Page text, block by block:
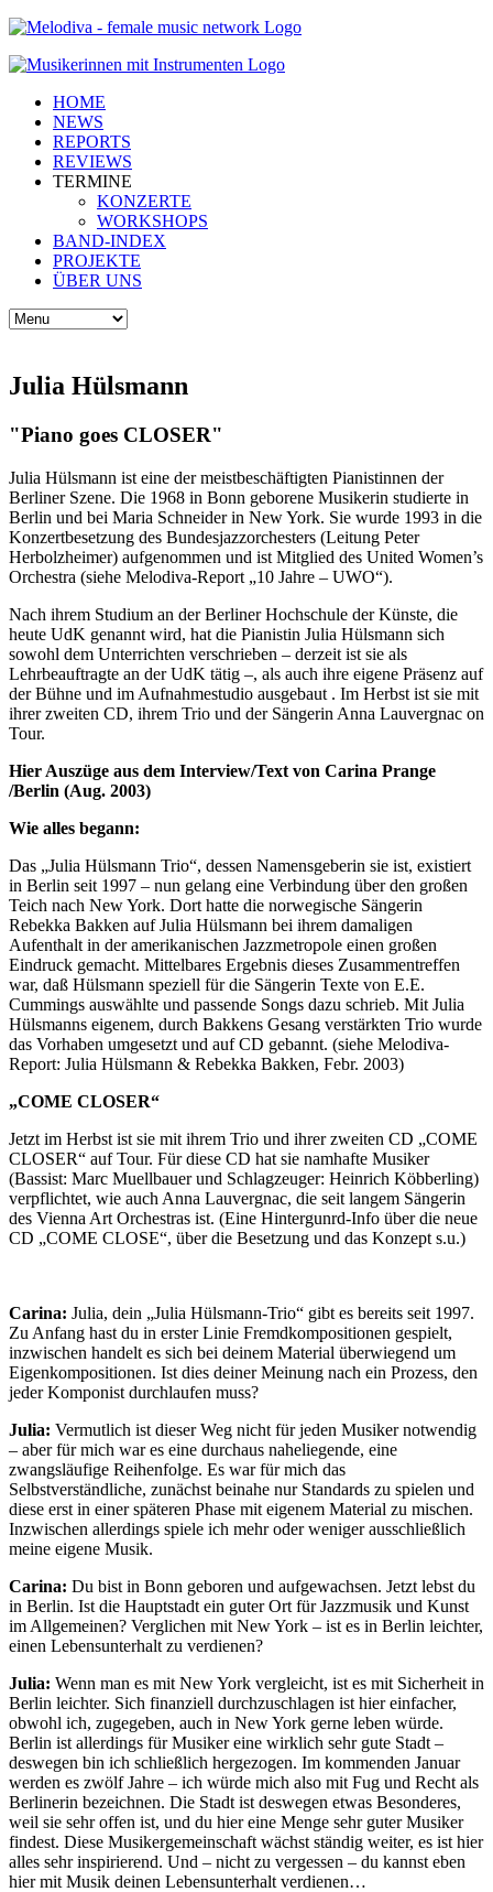
HOME
NEWS
REPORTS
REVIEWS
TERMINE
KONZERTE
WORKSHOPS
BAND-INDEX
PROJEKTE
ÜBER UNS
Julia Hülsmann
"Piano goes CLOSER"
Julia Hülsmann ist eine der meistbeschäftigten Pianistinnen der
Berliner Szene. Die 1968 in Bonn geborene Musikerin studierte in
Berlin und bei Maria Schneider in New York. Sie wurde 1993 in die
Konzertbesetzung des Bundesjazzorchesters (Leitung Peter
Herbolzheimer) aufgenommen und ist Mitglied des United Women’s
Orchestra (siehe Melodiva-Report „10 Jahre – UWO“).
Nach ihrem Studium an der Berliner Hochschule der Künste, die
heute UdK genannt wird, hat die Pianistin Julia Hülsmann sich
sowohl dem Unterrichten verschrieben – derzeit ist sie als
Lehrbeauftragte an der UdK tätig –, als auch ihre eigene Präsenz auf
der Bühne und im Aufnahmestudio ausgebaut . Im Herbst ist sie mit
ihrer zweiten CD, ihrem Trio und der Sängerin Anna Lauvergnac on
Tour.
Hier Auszüge aus dem Interview/Text von Carina Prange
/Berlin (Aug. 2003)
Wie alles begann:
Das „Julia Hülsmann Trio“, dessen Namensgeberin sie ist, existiert
in Berlin seit 1997 – nun gelang eine Verbindung über den großen
Teich nach New York. Dort hatte die norwegische Sängerin
Rebekka Bakken auf Julia Hülsmann bei ihrem damaligen
Aufenthalt in der amerikanischen Jazzmetropole einen großen
Eindruck gemacht. Mittelbares Ergebnis dieses Zusammentreffen
war, daß Hülsmann speziell für die Sängerin Texte von E.E.
Cummings auswählte und passende Songs dazu schrieb. Mit Julia
Hülsmanns eigenem, durch Bakkens Gesang verstärkten Trio wurde
das Vorhaben umgesetzt und auf CD gebannt. (siehe Melodiva-
Report: Julia Hülsmann & Rebekka Bakken, Febr. 2003)
„COME CLOSER“
Jetzt im Herbst ist sie mit ihrem Trio und ihrer zweiten CD „COME
CLOSER“ auf Tour. Für diese CD hat sie namhafte Musiker
(Bassist: Marc Muellbauer und Schlagzeuger: Heinrich Köbberling)
verpflichtet, wie auch Anna Lauvergnac, die seit langem Sängerin
des Vienna Art Orchestras ist. (Eine Hintergunrd-Info über die neue
CD „COME CLOSE“, über die Besetzung und das Konzept s.u.)
Carina: Julia, dein „Julia Hülsmann-Trio“ gibt es bereits seit 1997.
Zu Anfang hast du in erster Linie Fremdkompositionen gespielt,
inzwischen handelt es sich bei deinem Material überwiegend um
Eigenkompositionen. Ist dies deiner Meinung nach ein Prozess, den
jeder Komponist durchlaufen muss?
Julia: Vermutlich ist dieser Weg nicht für jeden Musiker notwendig
– aber für mich war es eine durchaus naheliegende, eine
zwangsläufige Reihenfolge. Es war für mich das
Selbstverständliche, zunächst beinahe nur Standards zu spielen und
diese erst in einer späteren Phase mit eigenem Material zu mischen.
Inzwischen allerdings spiele ich mehr oder weniger ausschließlich
meine eigene Musik.
Carina: Du bist in Bonn geboren und aufgewachsen. Jetzt lebst du
in Berlin. Ist die Hauptstadt ein guter Ort für Jazzmusik und Kunst
im Allgemeinen? Verglichen mit New York – ist es in Berlin leichter,
einen Lebensunterhalt zu verdienen?
Julia: Wenn man es mit New York vergleicht, ist es mit Sicherheit in
Berlin leichter. Sich finanziell durchzuschlagen ist hier einfacher,
obwohl ich, zugegeben, auch in New York gerne leben würde.
Berlin ist allerdings für Musiker eine wirklich sehr gute Stadt –
deswegen bin ich schließlich hergezogen. Im kommenden Januar
werden es zwölf Jahre – ich würde mich also mit Fug und Recht als
Berlinerin bezeichnen. Die Stadt ist deswegen etwas Besonderes,
weil sie sehr offen ist, und du hier eine Menge sehr guter Musiker
findest. Diese Musikergemeinschaft wächst ständig weiter, es ist hier
alles sehr inspirierend. Und – nicht zu vergessen – du kannst eben
hier mit Musik deinen Lebensunterhalt verdienen…